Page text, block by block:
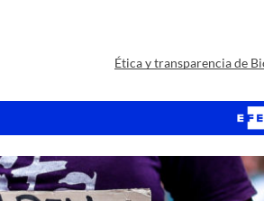
Ética y transparencia de